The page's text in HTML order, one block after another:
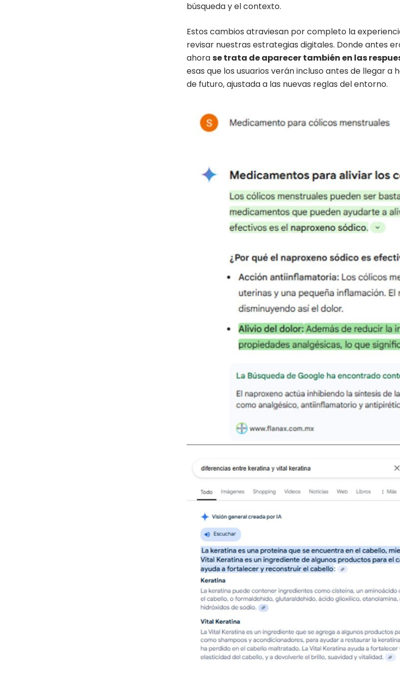
búsqueda y el contexto.
Estos cambios atraviesan por completo la
revisar nuestras estrategias digitales. Donde antes
ahorase trata de aparecer también en las
esas que los usuarios verán incluso antes de llegar
de futuro, ajustada a las nuevas reglas del entorno.